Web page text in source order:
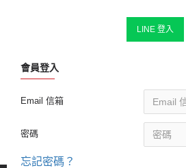
LINE 登入
會員登入
Email 信箱
密碼
忘記密碼？